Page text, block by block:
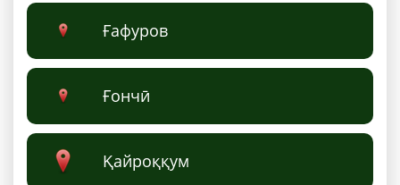
Ғафуров
Ғончӣ
Қайроққум